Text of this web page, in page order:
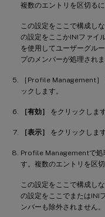
複数のエントリを区切る
この設定をここで構成し
の設定をここかINIファイ
を使用してユーザーグル
プのメンバーが処理されま
［Profile Management］
ックします。
［有効］ をクリックします
［表示］ をクリックします
Profile Managementで処
す。複数のエントリを区
この設定をここで構成し
の設定をここでまたはINI
ンバーも除外されません。